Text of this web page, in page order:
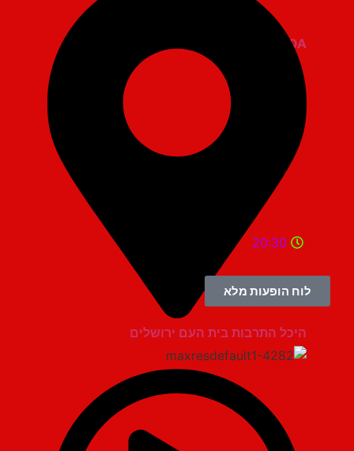
היכל התרבות בית העם ירושלים
20:30
לוח הופעות מלא